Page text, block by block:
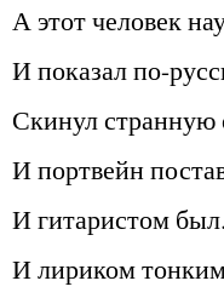
А этот человек
И показал по-
Скинул странную
И портвейн
И гитаристом был.
И лириком